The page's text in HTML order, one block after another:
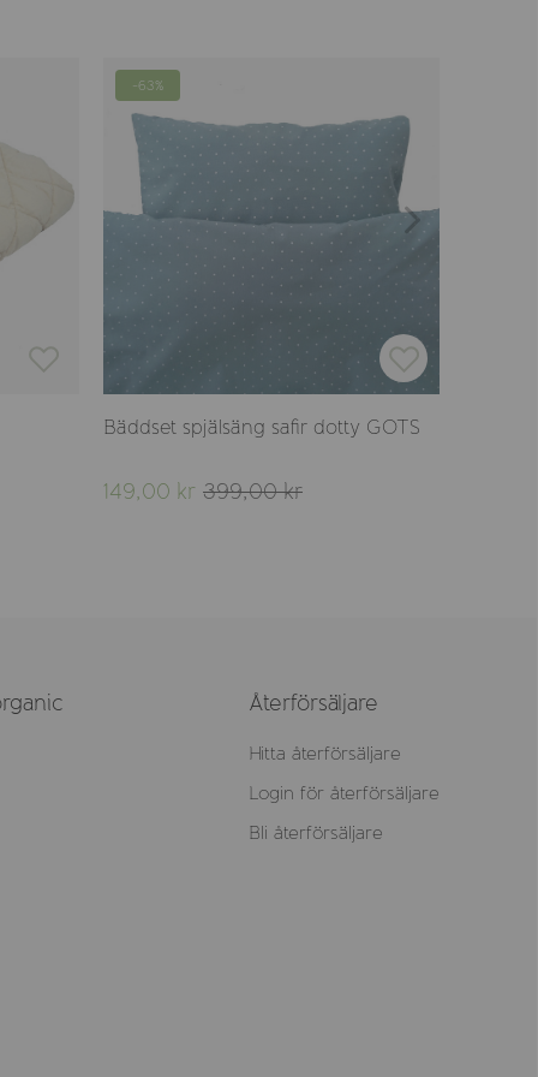
-63%
Bäddset spjälsäng safir dotty GOTS
149,00 kr 399,00 kr
Återförsäljare
Hitta återförsäljare
Login för återförsäljare
Bli återförsäljare